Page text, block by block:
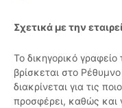
Σχετικά με την
Το δικηγορικό γραφείο
βρίσκεται στο
διακρίνεται για τις
προσφέρει, καθώς και